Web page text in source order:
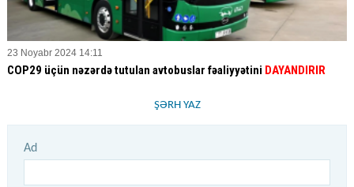
23 Noyabr 2024 14:11
COP29 üçün nəzərdə tutulan avtobuslar fəaliyyətini DAYANDIRIR
ŞƏRH YAZ
Ad